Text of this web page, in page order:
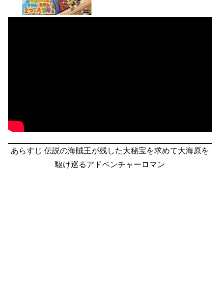
あらすじ 伝説の海賊王が残した大秘宝を求めて大海原を
駆け巡るアドベンチャーロマン